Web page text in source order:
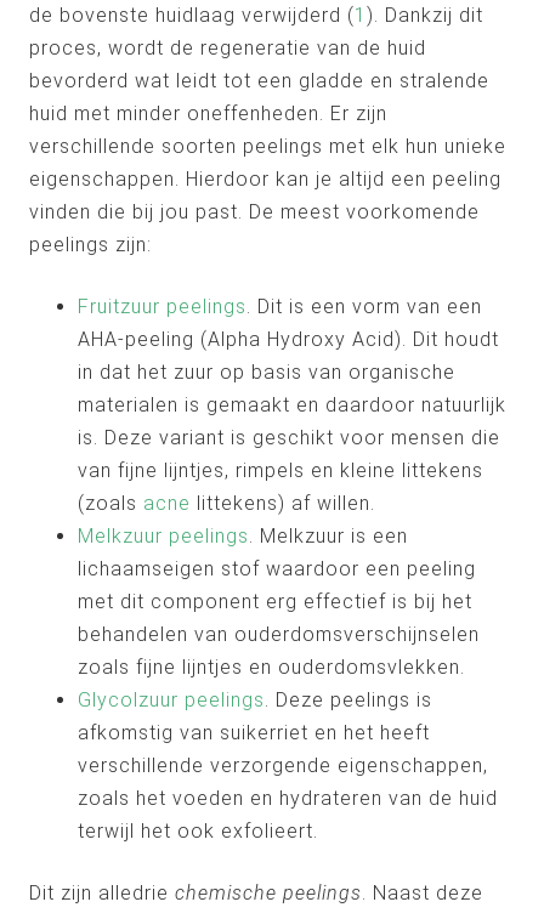
de bovenste huidlaag verwijderd (1 ). Dankzij dit
proces, wordt de regeneratie van de huid
bevorderd wat leidt tot een gladde en stralende
huid met minder oneffenheden. Er zijn
verschillende soorten peelings met elk hun unieke
eigenschappen. Hierdoor kan je altijd een peeling
vinden die bij jou past. De meest voorkomende
peelings zijn:
Fruitzuur peelings. Dit is een vorm van een
AHA-peeling (Alpha Hydroxy Acid). Dit houdt
in dat het zuur op basis van organische
materialen is gemaakt en daardoor natuurlijk
is. Deze variant is geschikt voor mensen die
van fijne lijntjes, rimpels en kleine littekens
(zoals acne littekens) af willen.
Melkzuur peelings. Melkzuur is een
lichaamseigen stof waardoor een peeling
met dit component erg effectief is bij het
behandelen van ouderdomsverschijnselen
zoals fijne lijntjes en ouderdomsvlekken.
Glycolzuur peelings. Deze peelings is
afkomstig van suikerriet en het heeft
verschillende verzorgende eigenschappen,
zoals het voeden en hydrateren van de huid
terwijl het ook exfolieert.
Dit zijn alledrie chemische peelings. Naast deze